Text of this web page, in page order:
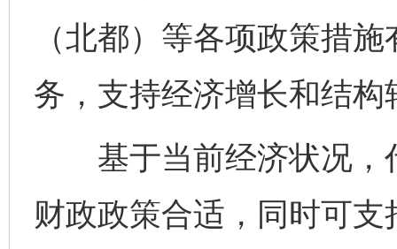
（北都）等各项政策措
务，支持经济增长和结构
基于当前经济状况，
财政政策合适，同时可